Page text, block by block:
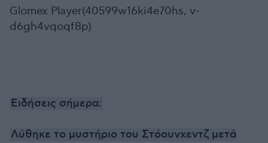
Glomex Player(40599w16ki4e70hs, v-
d6gh4vqoqf8p)
Ειδήσεις σήμερα:
Λύθηκε το μυστήριο του Στόουνχεντζ μετά